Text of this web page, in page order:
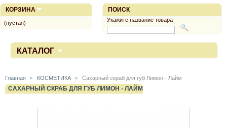
КАТАЛОГ
Главная > КОСМЕТИКА > Сахарный скраб для губ Лимон - Лайм
САХАРНЫЙ СКРАБ ДЛЯ ГУБ ЛИМОН - ЛАЙМ
ПОИСК
Укажите название товара
КОРЗИНА
(пустая)